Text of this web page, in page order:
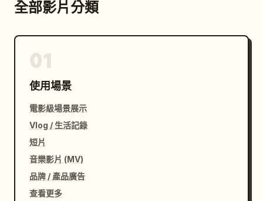
全部影片分類
使用場景
電影級場景展示
Vlog / 生活記錄
短片
音樂影片 (MV)
品牌 / 產品廣告
查看更多